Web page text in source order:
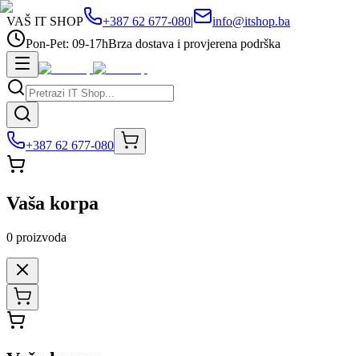
VAŠ IT SHOP +387 62 677-080|
info@itshop.ba
Pon-Pet: 09-17hBrza dostava i provjerena podrška
+387 62 677-080
Vaša korpa
0 proizvoda